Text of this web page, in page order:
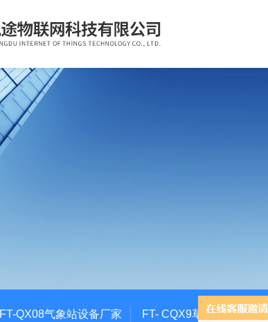
FT-QX08气象站设备厂家 FT- CQX9草原生态气象站